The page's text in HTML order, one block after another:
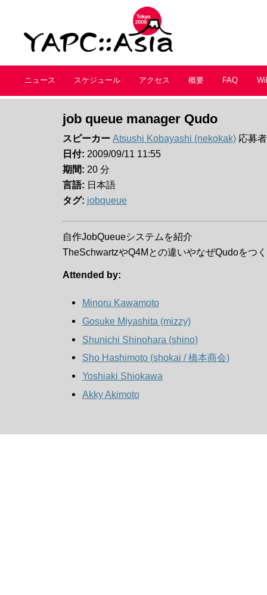
ニュース スケジュール アクセス 概要 FAQ
job queue manager Qudo
スピーカー Atsushi Kobayashi (‎nekokak‎) 応募
日付: 2009/09/11 11:55
期間: 20 分
言語: 日本語
タグ: jobqueue
自作JobQueueシステムを紹介
TheSchwartzやQ4Mとの違いやなぜQudoをつ
Attended by:
Minoru Kawamoto
Gosuke Miyashita (‎mizzy‎)
Shunichi Shinohara (‎shino‎)
Sho Hashimoto (‎shokai / 橋本商会‎)
Yoshiaki Shiokawa
Akky Akimoto